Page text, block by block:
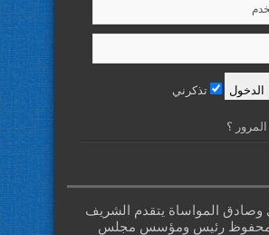
تذكرني
؟
وصادق المواساة يتقدم الشريف
رئيس ومؤسس مجلس